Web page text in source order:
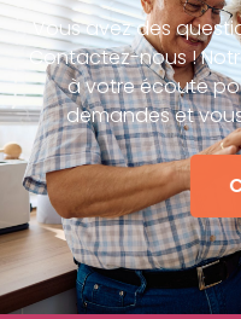
Vous avez des
Contactez-nous !
à votre écoute
demandes et